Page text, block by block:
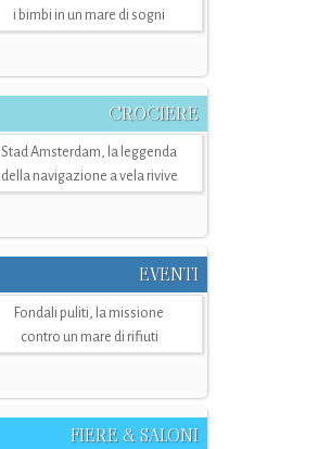
i bimbi in un mare di sogni
CROCIERE
Stad Amsterdam, la leggenda
della navigazione a vela rivive
EVENTI
Fondali puliti, la missione
contro un mare di rifiuti
FIERE & SALONI